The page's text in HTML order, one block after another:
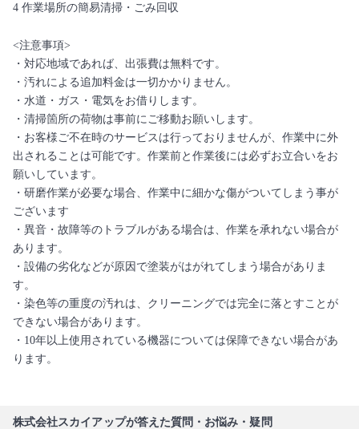
4 作業場所の簡易清掃・ごみ回収
<注意事項>
・対応地域であれば、出張費は無料です。
・汚れによる追加料金は一切かかりません。
・水道・ガス・電気をお借りします。
・清掃箇所の荷物は事前にご移動お願いします。
・お客様ご不在時のサービスは行っておりませんが、作業中に外
出されることは可能です。作業前と作業後には必ずお立合いをお
願いしています。
・研磨作業が必要な場合、作業中に細かな傷がついてしまう事が
ございます
・異音・故障等のトラブルがある場合は、作業を承れない場合が
あります。
・設備の劣化などが原因で塗装がはがれてしまう場合がありま
す。
・染色等の重度の汚れは、クリーニングでは完全に落とすことが
できない場合があります。
・10年以上使用されている機器については保障できない場合があ
ります。
株式会社スカイアップが答えた質問・お悩み・疑問